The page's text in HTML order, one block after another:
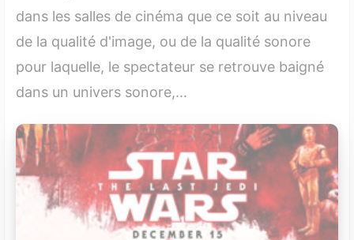
dans les salles de cinéma que ce soit au niveau
de la qualité d'image, ou de la qualité sonore
pour laquelle, le spectateur se retrouve baigné
dans un univers sonore,...